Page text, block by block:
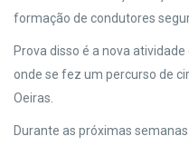
formação de condutores
Prova disso é a nova
onde se fez um percurso de
Oeiras.
Durante as próximas